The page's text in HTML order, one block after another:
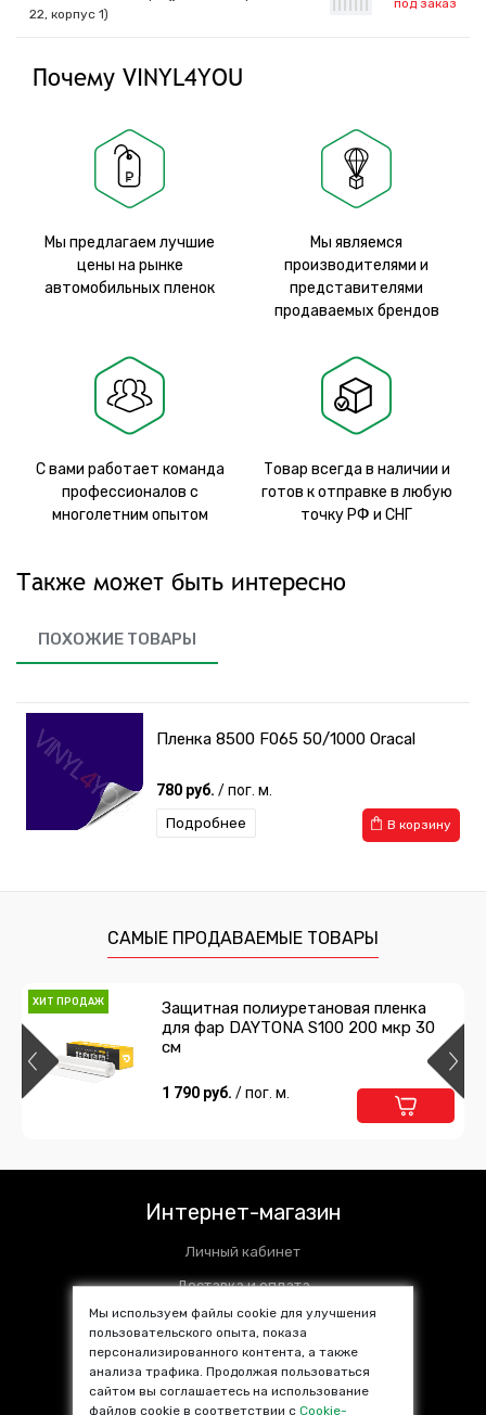
22, корпус 1)
под заказ
Почему VINYL4YOU
Мы предлагаем лучшие
цены на рынке
автомобильных пленок
Мы являемся
производителями и
представителями
продаваемых брендов
С вами работает команда
профессионалов с
многолетним опытом
Товар всегда в наличии и
готов к отправке в любую
точку РФ и СНГ
Также может быть интересно
ПОХОЖИЕ ТОВАРЫ
Пленка 8500 F065 50/1000 Oracal
780 руб. / пог. м.
В корзину
Подробнее
САМЫЕ ПРОДАВАЕМЫЕ ТОВАРЫ
ХИТ ПРОДАЖ
Защитная полиуретановая пленка
для фар DAYTONA S100 200 мкр 30
см
1 790 руб. / пог. м.
Интернет-магазин
Личный кабинет
Доставка и оплата
Установочные центры
Контакты
SALE %
Мы используем файлы cookie для улучшения
пользовательского опыта, показа
персонализированного контента, а также
анализа трафика. Продолжая пользоваться
сайтом вы соглашаетесь на использование
файлов cookie в соответствии сCookie-